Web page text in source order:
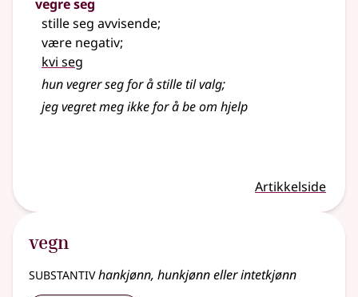
vegre seg
stille seg avvisende;
være negativ;
kvi seg
hun vegrer seg for å stille til valg;
jeg vegret meg ikke for å be om hjelp
Artikkelside
vegn
substantivhankjønn, hunkjønn eller intetkjønn